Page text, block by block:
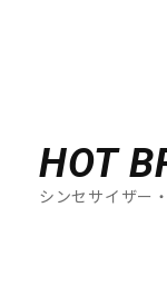
HOT
シンセサイザー